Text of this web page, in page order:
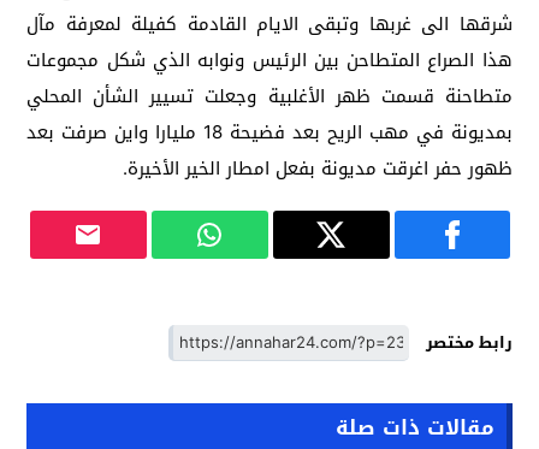
شرقها الى غربها وتبقى الايام القادمة كفيلة لمعرفة مآل
هذا الصراع المتطاحن بين الرئيس ونوابه الذي شكل مجموعات
متطاحنة قسمت ظهر الأغلبية وجعلت تسيير الشأن المحلي
بمديونة في مهب الريح بعد فضيحة 18 مليارا واين صرفت بعد
ظهور حفر اغرقت مديونة بفعل امطار الخير الأخيرة.
رابط مختصر
مقالات ذات صلة